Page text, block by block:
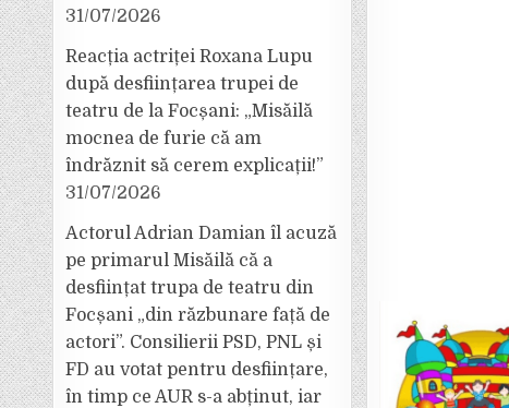
31/07/2026
Reacția actriței Roxana Lupu
după desființarea trupei de
teatru de la Focșani: „Misăilă
mocnea de furie că am
îndrăznit să cerem explicații!”
31/07/2026
Actorul Adrian Damian îl acuză
pe primarul Misăilă că a
desființat trupa de teatru din
Focșani „din răzbunare față de
actori”. Consilierii PSD, PNL și
FD au votat pentru desființare,
în timp ce AUR s-a abținut, iar